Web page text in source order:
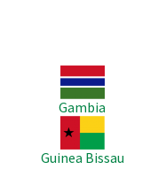
Imagem
Gambia
Imagem
Guinea Bissau